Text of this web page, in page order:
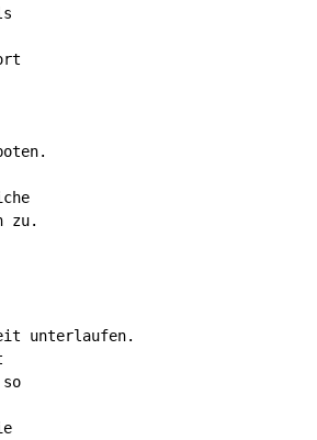
zu.
unterlaufen.